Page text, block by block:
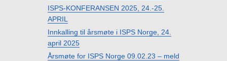
ISPS-KONFERANSEN 2025, 24.-25.
APRIL
Innkalling til årsmøte i ISPS Norge, 24.
april 2025
Årsmøte for ISPS Norge 09.02.23 – meld